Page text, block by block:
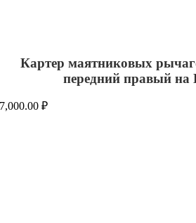
Картер маятниковых
передний правый на
7,000.00₽